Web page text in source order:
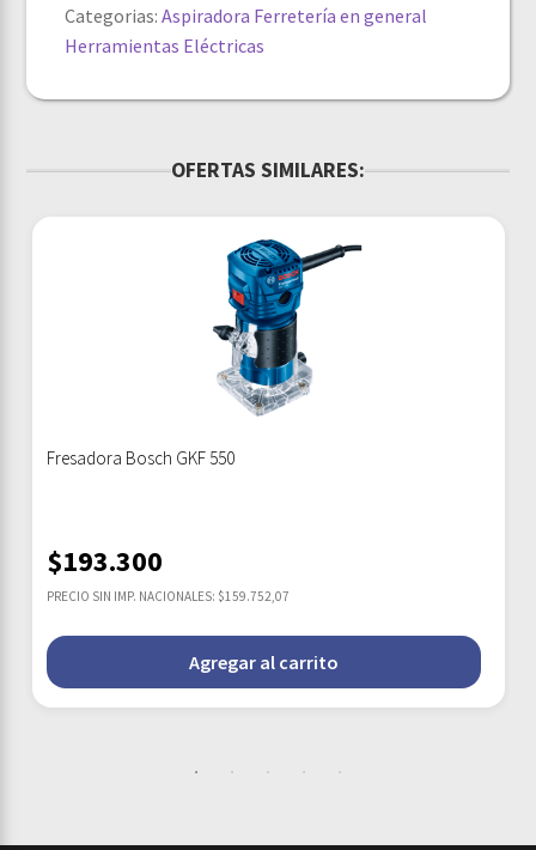
Categorias:Aspiradora Ferretería en general
Herramientas Eléctricas
OFERTAS SIMILARES:
Fresadora Bosch GKF 550
$193.300
PRECIO SIN IMP. NACIONALES: $159.752,07
Agregar al carrito